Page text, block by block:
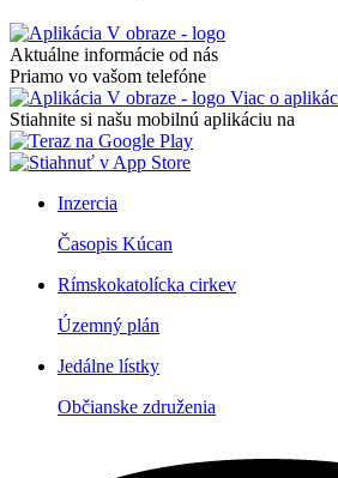
Aktuálne informácie od nás
Priamo vo vašom telefóne
Viac o
Stiahnite si našu mobilnú aplikáciu na
Inzercia
Časopis Kúcan
Rímskokatolícka cirkev
Územný plán
Jedálne lístky
Občianske združenia